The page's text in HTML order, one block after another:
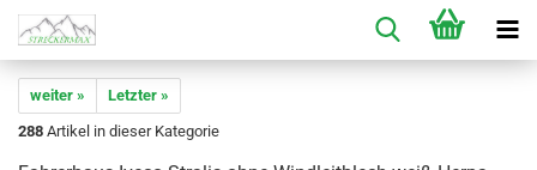
weiter »
Letzter »
288 Artikel in dieser Kategorie